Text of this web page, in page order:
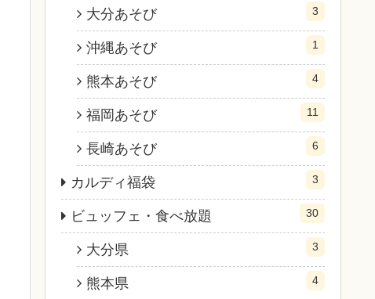
大分あそび 3
沖縄あそび 1
熊本あそび 4
福岡あそび 11
長崎あそび 6
カルディ福袋 3
ビュッフェ・食べ放題 30
大分県 3
熊本県 4